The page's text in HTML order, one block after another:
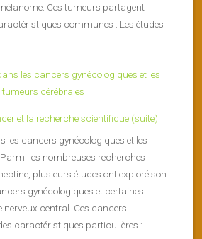
Ces tumeurs partagent
communes : Les études
et la recherche scientifique (suite)
les cancers gynécologiques et les
les nombreuses recherches
plusieurs études ont exploré son
gynécologiques et certaines
central. Ces cancers
caractéristiques particulières :